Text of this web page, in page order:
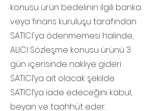
konusu ürün bedelinin ilgili banka
veya finans kuruluşu tarafından
SATICI'ya ödenmemesi halinde,
ALICI Sözleşme konusu ürünü 3
gün içerisinde nakliye gideri
SATICI’ya ait olacak şekilde
SATICI’ya iade edeceğini kabul,
beyan ve taahhüt eder.